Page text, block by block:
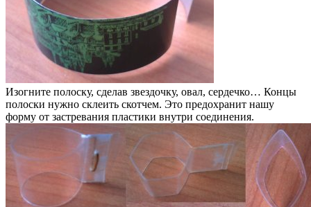
Изогните полоску, сделав звездочку, овал, сердечко… Концы
полоски нужно склеить скотчем. Это предохранит нашу
форму от застревания пластики внутри соединения.